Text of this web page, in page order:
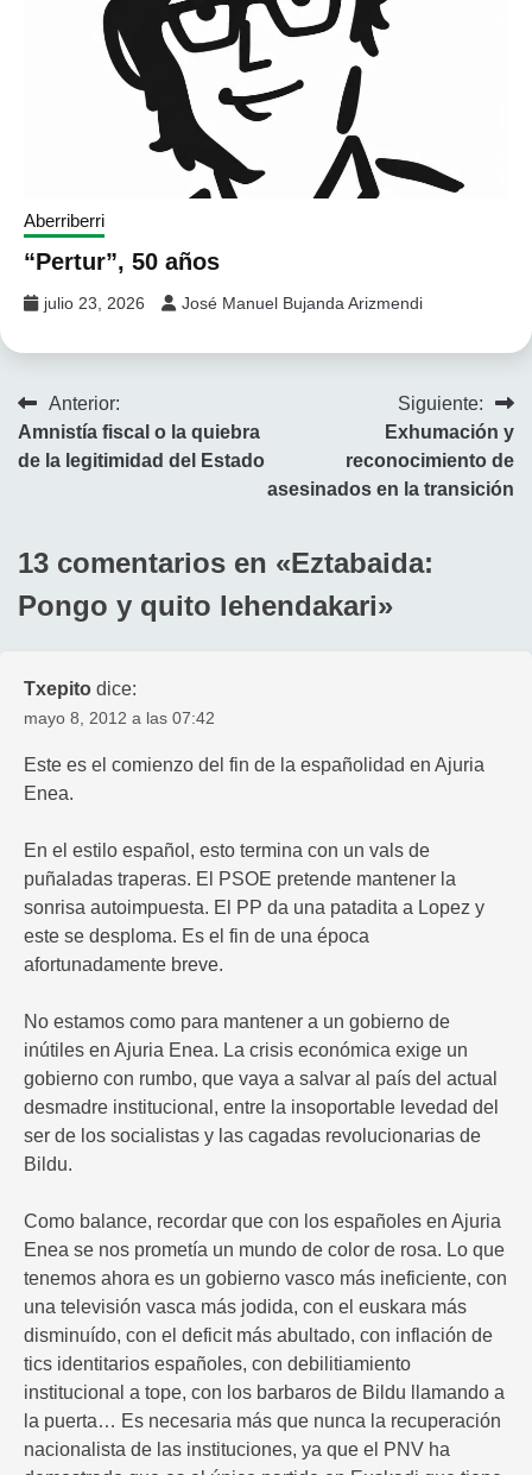
Aberriberri
“Pertur”, 50 años
julio 23, 2026 José Manuel Bujanda Arizmendi
Navegación
de
Anterior:
Amnistía fiscal o la quiebra
de la legitimidad del Estado
Siguiente:
Exhumación y
reconocimiento de
asesinados en la transición
13 comentarios en «Eztabaida:
Pongo y quito lehendakari»
Txepito dice:
mayo 8, 2012 a las 07:42
Este es el comienzo del fin de la españolidad en Ajuria
Enea.
En el estilo español, esto termina con un vals de
puñaladas traperas. El PSOE pretende mantener la
sonrisa autoimpuesta. El PP da una patadita a Lopez y
este se desploma. Es el fin de una época
afortunadamente breve.
No estamos como para mantener a un gobierno de
inútiles en Ajuria Enea. La crisis económica exige un
gobierno con rumbo, que vaya a salvar al país del actual
desmadre institucional, entre la insoportable levedad del
ser de los socialistas y las cagadas revolucionarias de
Bildu.
Como balance, recordar que con los españoles en Ajuria
Enea se nos prometía un mundo de color de rosa. Lo que
tenemos ahora es un gobierno vasco más ineficiente, con
una televisión vasca más jodida, con el euskara más
disminuído, con el deficit más abultado, con inflación de
tics identitarios españoles, con debilitiamiento
institucional a tope, con los barbaros de Bildu llamando a
la puerta… Es necesaria más que nunca la recuperación
nacionalista de las instituciones, ya que el PNV ha